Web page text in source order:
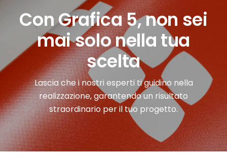
Con Grafica 5, non sei
mai solo nella tua
scelta
Lascia che i nostri esperti ti guidino nella
realizzazione, garantendo un risultato
straordinario per il tuo progetto.